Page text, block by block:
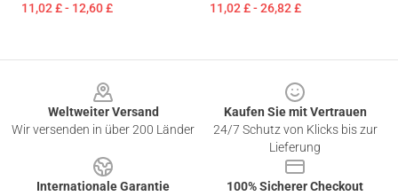
11,02 £ - 12,60 £ 11,02 £ - 26,82 £
Weltweiter Versand
Wir versenden in über 200 Länder
Kaufen Sie mit Vertrauen
24/7 Schutz von Klicks bis zur
Lieferung
Internationale Garantie
100% Sicherer Checkout